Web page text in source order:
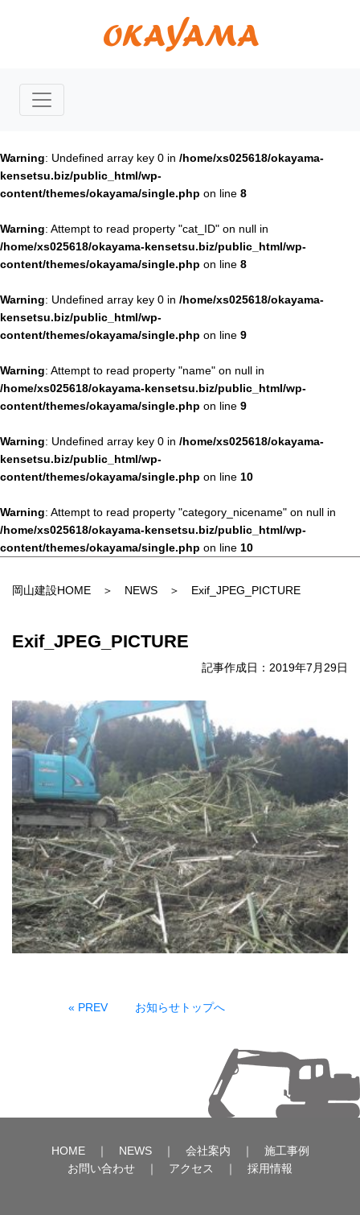
Warning: Undefined array key 0 in /home/xs025618/okayama-
kensetsu.biz/public_html/wp-
content/themes/okayama/single.php on line 8
Warning: Attempt to read property "cat_ID" on null in
/home/xs025618/okayama-kensetsu.biz/public_html/wp-
content/themes/okayama/single.php on line 8
Warning: Undefined array key 0 in /home/xs025618/okayama-
kensetsu.biz/public_html/wp-
content/themes/okayama/single.php on line 9
Warning: Attempt to read property "name" on null in
/home/xs025618/okayama-kensetsu.biz/public_html/wp-
content/themes/okayama/single.php on line 9
Warning: Undefined array key 0 in /home/xs025618/okayama-
kensetsu.biz/public_html/wp-
content/themes/okayama/single.php on line 10
Warning: Attempt to read property "category_nicename" on null in
/home/xs025618/okayama-kensetsu.biz/public_html/wp-
content/themes/okayama/single.php on line 10
岡山建設HOME ＞ NEWS ＞ Exif_JPEG_PICTURE
Exif_JPEG_PICTURE
記事作成日：2019年7月29日
« PREV お知らせトップへ
HOME｜ NEWS｜ 会社案内 ｜ 施工事例
お問い合わせ ｜ アクセス ｜ 採用情報